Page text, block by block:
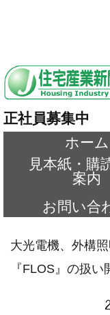
正社員募集中
ホーム
見本紙・購
案内
お問い合
大光電機、外構
『FLOS』の扱